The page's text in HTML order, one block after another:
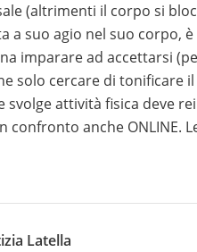
(altrimenti il corpo si
a suo agio nel suo corpo,
imparare ad accettarsi
solo cercare di tonificare
svolge attività fisica deve
confronto anche ONLINE.
Latella